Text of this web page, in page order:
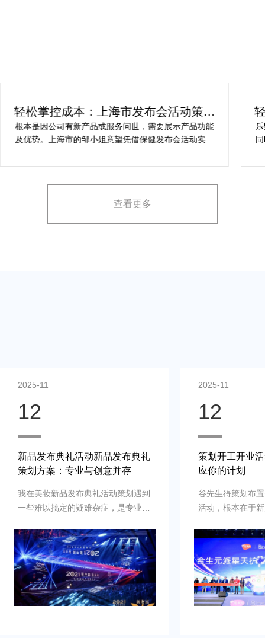
轻松掌控成本：上海市发布会活动策划
方案指南
根本是因公司有新产品或服务问世，需要展示产品功能
及优势。上海市的邹小姐意望凭借保健发布会活动实现
占有率。在策划时间里却遇到这些难题缺乏专业的产品
展示方案，以最大化媒体报道和消费者关注。
查看更多
2025-11
12
新品发布典礼活动新品发布典礼
策划方案：专业与创意并存
我在美妆新品发布典礼活动策划遇到
一些难以搞定的疑难杂症，是专业新
助我完成，而且也是设计构想有创
意，重点考虑设计安排，整个美妆新
品发布典礼活动策划完美对应，下次
有需要还会选择乐野策划。
2025-11
12
策划开工开业
应你的计划
谷先生得策划布
活动，根本在于
并营造良好的品
到：增加曝光度
体，提高知名度
销售。可是鉴于
资源进行大规模
业的策划和执行